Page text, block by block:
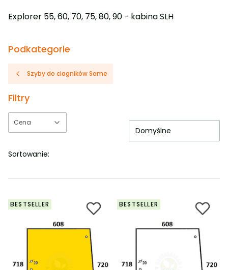
Explorer 55, 60, 70, 75, 80, 90 - kabina SLH
Podkategorie
Szyby do ciagników Same
Filtry
Cena
Sortowanie:
Domyślne
BESTSELLER BESTSELLER